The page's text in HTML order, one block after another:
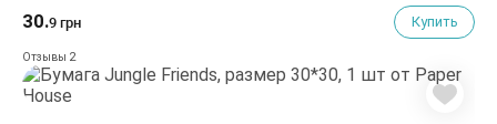
30.9 грн Купить
Отзывы 2